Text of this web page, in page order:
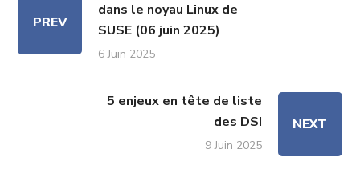
PREV
dans le noyau Linux de
SUSE (06 juin 2025)
6 Juin 2025
5 enjeux en tête de liste
des DSI
9 Juin 2025
NEXT